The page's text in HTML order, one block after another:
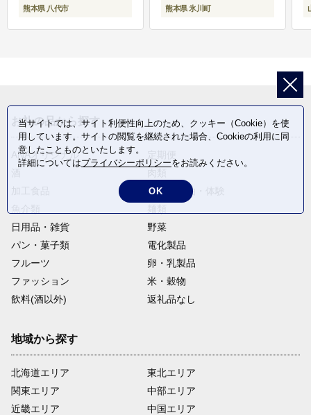
熊本県 八代市 熊本県 氷川町
お礼の品から探す
ANAオリジナル
旅行・宿泊・体験
日用品・雑貨
野菜
パン・菓子類
電化製品
フルーツ
卵・乳製品
ファッション
米・穀物
飲料(酒以外)
返礼品なし
地域から探す
北海道エリア
関東エリア
近畿エリア
東北エリア
中部エリア
中国エリア
当サイトでは、サイト利便性向上のため、クッキー（Cookie）を使
用しています。サイトの閲覧を継続された場合、Cookieの利用に同
意したことものといたします。
詳細についてはプライバシーポリシーをお読みください。
OK